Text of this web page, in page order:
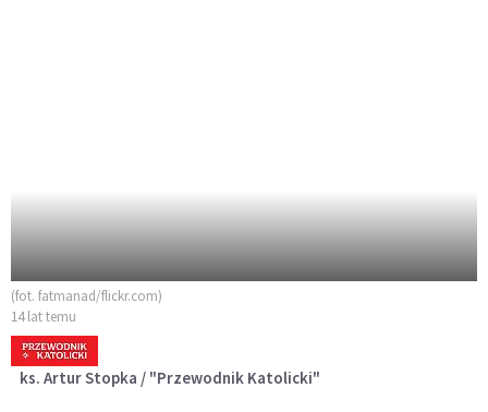
(fot. fatmanad/flickr.com)
14 lat temu
ks. Artur Stopka / "Przewodnik Katolicki"